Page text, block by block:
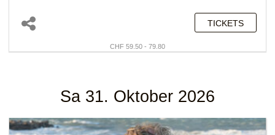
TICKETS
CHF 59.50 - 79.80
Sa 31. Oktober 2026